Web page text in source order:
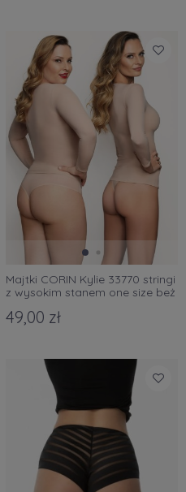
Majtki CORIN Kylie 33770 stringi
z wysokim stanem one size beż
49,00 zł